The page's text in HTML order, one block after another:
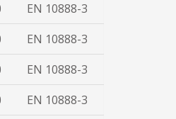
EN 10888-3
EN 10888-3
EN 10888-3
EN 10888-3